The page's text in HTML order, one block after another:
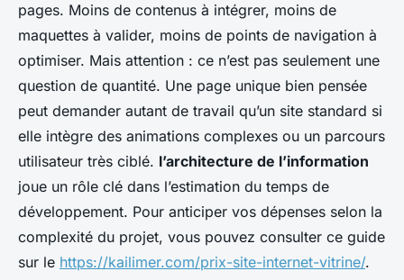
pages. Moins de contenus à intégrer, moins de
maquettes à valider, moins de points de navigation à
optimiser. Mais attention : ce n’est pas seulement une
question de quantité. Une page unique bien pensée
peut demander autant de travail qu’un site standard si
elle intègre des animations complexes ou un parcours
utilisateur très ciblé. l’architecture de l’information
joue un rôle clé dans l’estimation du temps de
développement. Pour anticiper vos dépenses selon la
complexité du projet, vous pouvez consulter ce guide
sur le https://kailimer.com/prix-site-internet-vitrine/.